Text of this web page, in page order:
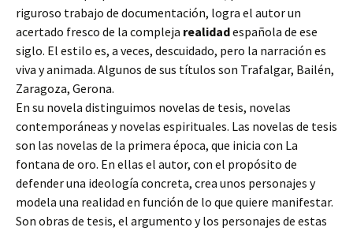
riguroso trabajo de documentación, logra el autor un
acertado fresco de la compleja realidadespañola de ese
siglo. El estilo es, a veces, descuidado, pero la narración es
viva y animada. Algunos de sus títulos son Trafalgar, Bailén,
Zaragoza, Gerona.
En su novela distinguimos novelas de tesis, novelas
contemporáneas y novelas espirituales. Las novelas de tesis
son las novelas de la primera época, que inicia con La
fontana de oro. En ellas el autor, con el propósito de
defender una ideología concreta, crea unos personajes y
modela una realidad en función de lo que quiere manifestar.
Son obras de tesis, el argumento y los personajes de estas